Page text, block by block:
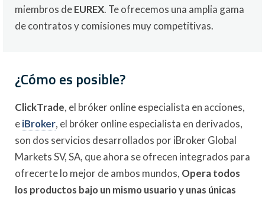
miembros deEUREX. Te ofrecemos una amplia gama
de contratos y comisiones muy competitivas.
¿Cómo es posible?
ClickTrade, el bróker online especialista en acciones,
eiBroker, el bróker online especialista en derivados,
son dos servicios desarrollados por iBroker Global
Markets SV, SA, que ahora se ofrecen integrados para
ofrecerte lo mejor de ambos mundos, Opera todos
los productos bajo un mismo usuario y unas únicas